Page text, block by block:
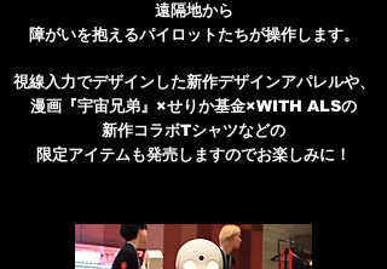
遠隔地から
障がいを抱えるパイロットたちが操作します。
視線入力でデザインした新作デザインアパレルや、
漫画『宇宙兄弟』×せりか基金×WITH ALSの
新作コラボTシャツなどの
限定アイテムも発売しますのでお楽しみに！